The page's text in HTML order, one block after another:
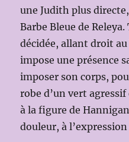
une Judith plus
Barbe Bleue de
décidée, allant droit
impose une présence
imposer son corps,
robe d’un vert
à la figure de
douleur, à